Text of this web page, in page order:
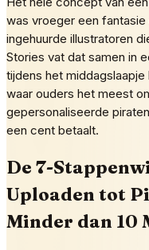
was vroeger een
ingehuurde illustratoren
Stories vat dat samen in
tijdens het
waar ouders het meest
gepersonaliseerde
een cent betaalt.
De 7-
Uploaden tot
Minder dan 10